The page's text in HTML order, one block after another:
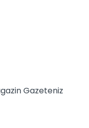
Gazeteniz